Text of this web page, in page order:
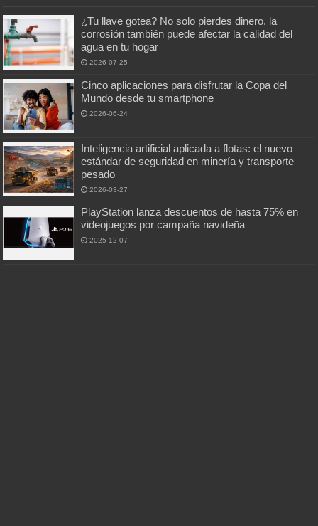
¿Tu llave gotea? No solo pierdes dinero, la
corrosión también puede afectar la calidad del
agua en tu hogar
2026-07-25
Cinco aplicaciones para disfrutar la Copa del
Mundo desde tu smartphone
2026-06-24
Inteligencia artificial aplicada a flotas: el nuevo
estándar de seguridad en minería y transporte
pesado
2026-03-27
PlayStation lanza descuentos de hasta 75% en
videojuegos por campaña navideña
2025-12-07